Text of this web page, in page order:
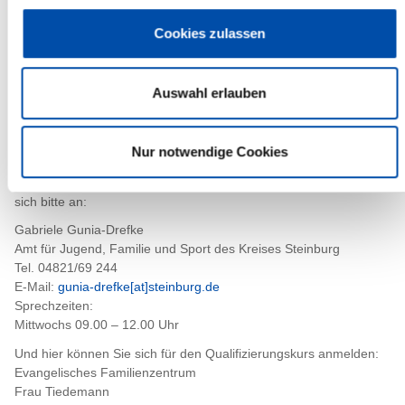
Cookies zulassen
Auswahl erlauben
Nur notwendige Cookies
Donnerstag im Monat erhalten Sie in der Steinburger
Kreisverwaltung Informationen rund um das Thema
Die nächste Info-Veranstaltung findet am Donnerstag, dem 05.
Oktober 2017, um 09.30 Uhr, statt (Raum 226 des Kreishauses,
Für die Anmeldung oder auch bei weiteren Fragen wenden Sie
sich bitte an:
Gabriele Gunia-Drefke
Amt für Jugend, Familie und Sport des Kreises Steinburg
Tel. 04821/69 244
E-Mail: gunia-drefke[at]steinburg.de
Sprechzeiten:
Mittwochs 09.00 – 12.00 Uhr
Und hier können Sie sich für den Qualifizierungskurs anmelden:
Evangelisches Familienzentrum
Frau Tiedemann